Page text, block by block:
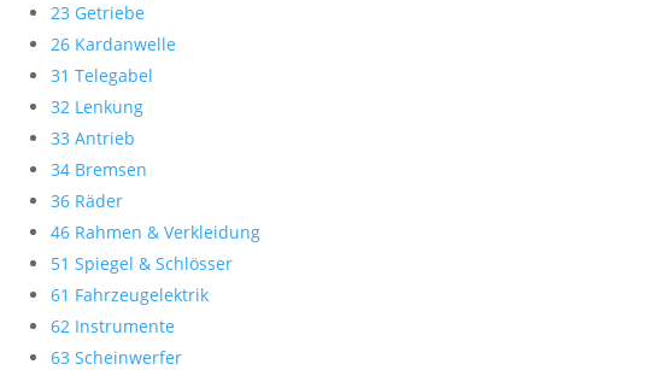
23 Getriebe
26 Kardanwelle
31 Telegabel
32 Lenkung
33 Antrieb
34 Bremsen
36 Räder
46 Rahmen & Verkleidung
51 Spiegel & Schlösser
61 Fahrzeugelektrik
62 Instrumente
63 Scheinwerfer